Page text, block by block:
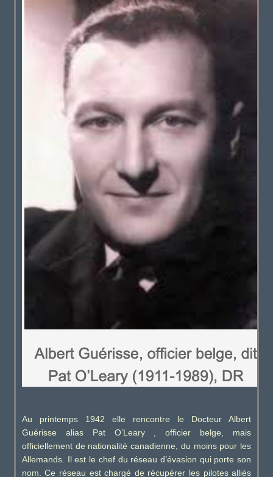
Au printemps 1942 elle rencontre le Docteur Albert
Guérisse alias Pat O’Leary , officier belge, mais
officiellement de nationalité canadienne, du moins pour les
Allemands. Il est le chef du réseau d’évasion qui porte son
nom. Ce réseau est chargé de récupérer les pilotes alliés